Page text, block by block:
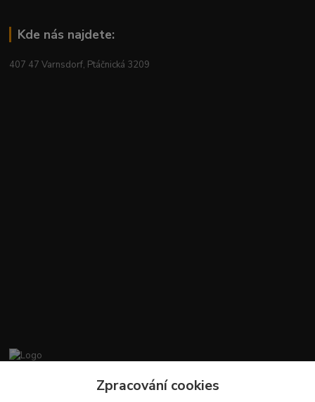
Kde nás najdete:
407 47 Varnsdorf, Ptáčnická 3209
Zpracování cookies